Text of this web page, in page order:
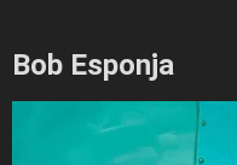
Bob Esponja